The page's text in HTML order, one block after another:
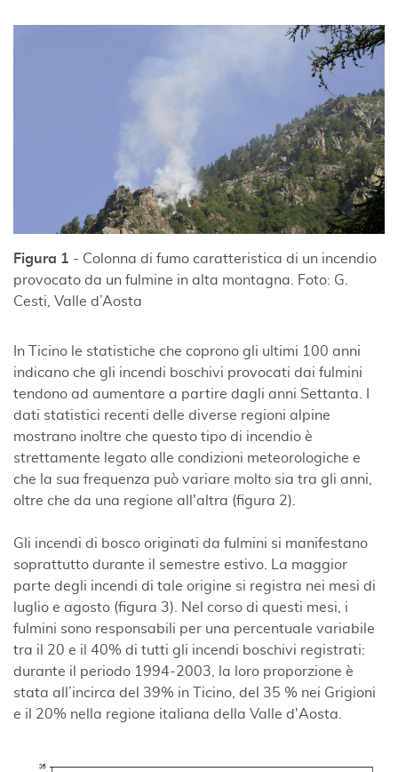
Figura 1 - Colonna di fumo caratteristica di un incendio
provocato da un fulmine in alta montagna. Foto: G.
Cesti, Valle d’Aosta
In Ticino le statistiche che coprono gli ultimi 100 anni
indicano che gli incendi boschivi provocati dai fulmini
tendono ad aumentare a partire dagli anni Settanta. I
dati statistici recenti delle diverse regioni alpine
mostrano inoltre che questo tipo di incendio è
strettamente legato alle condizioni meteorologiche e
che la sua frequenza può variare molto sia tra gli anni,
oltre che da una regione all'altra (figura 2).
Gli incendi di bosco originati da fulmini si manifestano
soprattutto durante il semestre estivo. La maggior
parte degli incendi di tale origine si registra nei mesi di
luglio e agosto (figura 3). Nel corso di questi mesi, i
fulmini sono responsabili per una percentuale variabile
tra il 20 e il 40% di tutti gli incendi boschivi registrati:
durante il periodo 1994-2003, la loro proporzione è
stata all’incirca del 39% in Ticino, del 35 % nei Grigioni
e il 20% nella regione italiana della Valle d'Aosta.